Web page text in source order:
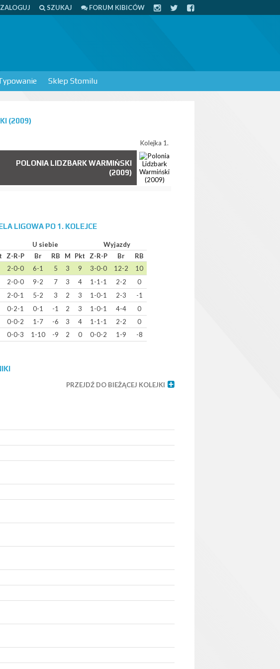
ZALOGUJ SZUKAJ FORUM KIBICÓW
Sklep Stomilu
(2009)
Kolejka 1.
POLONIA LIDZBARK WARMIŃSKI
(2009)
LIGOWA PO 1. KOLEJCE
U siebie
Wyjazdy
Z-R-P Br RB M Pkt Z-R-P Br
RB
2-0-0 6-1 5 3 9 3-0-0 12-2
10
2-0-0 9-2 7 3 4 1-1-1 2-2
0
2-0-1 5-2 3 2 3 1-0-1 2-3
-1
0-2-1 0-1 -1 2 3 1-0-1 4-4
0
0-0-2 1-7 -6 3 4 1-1-1 2-2
0
0-0-3 1-10 -9 2 0 0-0-2 1-9 -8
PRZEJDŹ DO BIEŻĄCEJ KOLEJKI